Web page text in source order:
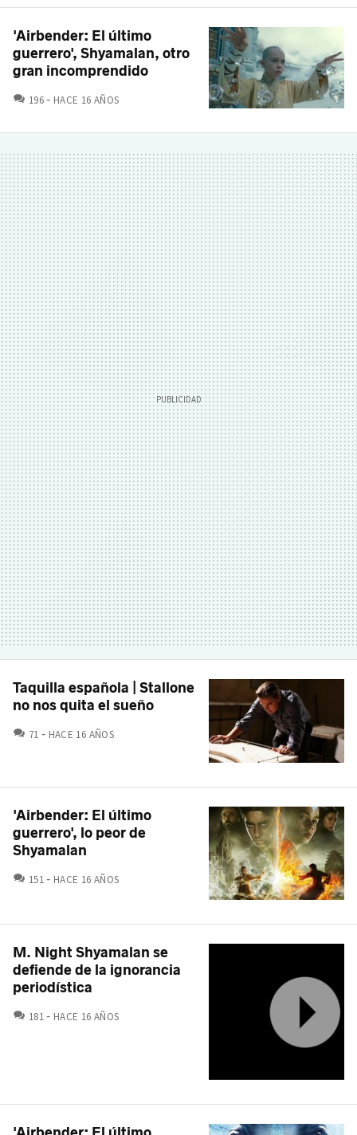
'Airbender: El último
guerrero', Shyamalan, otro
gran incomprendido
196COMENTARIOS
HACE 16 AÑOS
Taquilla española | Stallone
no nos quita el sueño
71 COMENTARIOS
HACE 16 AÑOS
'Airbender: El último
guerrero', lo peor de
Shyamalan
151COMENTARIOS
HACE 16 AÑOS
M. Night Shyamalan se
defiende de la ignorancia
periodística
181COMENTARIOS
HACE 16 AÑOS